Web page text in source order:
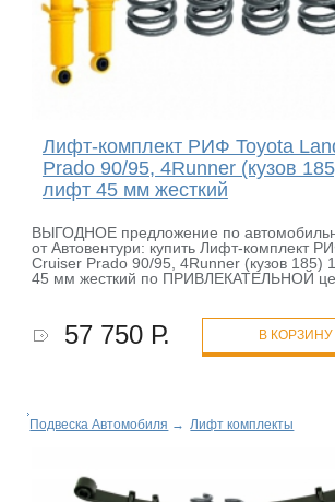
Лифт-комплект РИФ Toyota
Prado 90/95, 4Runner (кузов
лифт 45 мм жесткий
ВЫГОДНОЕ предложение по
от Автовентури: купить Лифт-комплект
Cruiser Prado 90/95, 4Runner (кузов 185)
45 мм жесткий по ПРИВЛЕКАТЕЛЬНОЙ
57 750 Р. В КОРЗИНУ
Подвеска Автомобиля → Лифт комплекты